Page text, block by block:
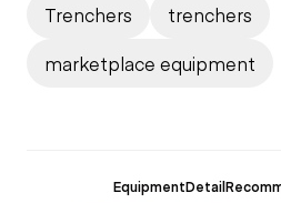
Trenchers
trenchers
marketplace equipment